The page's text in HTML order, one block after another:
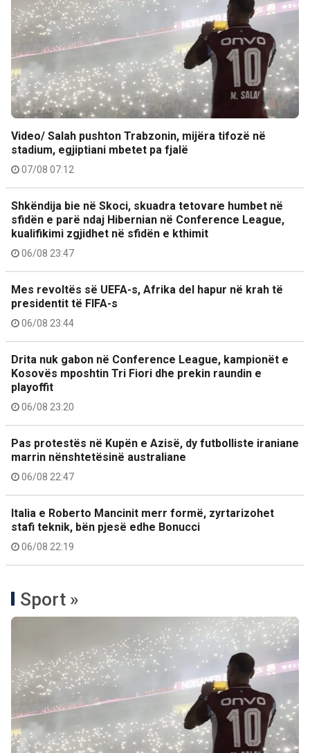
Video/ Salah pushton Trabzonin, mijëra tifozë në
stadium, egjiptiani mbetet pa fjalë
07/08 07:12
Shkëndija bie në Skoci, skuadra tetovare humbet në
sfidën e parë ndaj Hibernian në Conference League,
kualifikimi zgjidhet në sfidën e kthimit
06/08 23:47
Mes revoltës së UEFA-s, Afrika del hapur në krah të
presidentit të FIFA-s
06/08 23:44
Drita nuk gabon në Conference League, kampionët e
Kosovës mposhtin Tri Fiori dhe prekin raundin e
playoffit
06/08 23:20
Pas protestës në Kupën e Azisë, dy futbolliste iraniane
marrin nënshtetësinë australiane
06/08 22:47
Italia e Roberto Mancinit merr formë, zyrtarizohet
stafi teknik, bën pjesë edhe Bonucci
06/08 22:19
Sport »